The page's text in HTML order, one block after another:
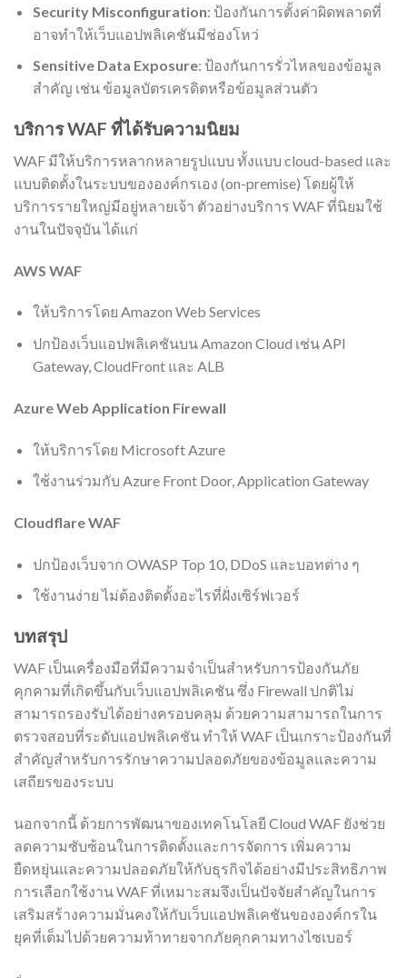
Security Misconfiguration: ป้องกันการตั้งค่าผิดพลาดที่
อาจทำให้เว็บแอปพลิเคชันมีช่องโหว่
Sensitive Data Exposure: ป้องกันการรั่วไหลของข้อมูล
สำคัญ เช่น ข้อมูลบัตรเครดิตหรือข้อมูลส่วนตัว
บริการ WAF ที่ได้รับความนิยม
WAF มีให้บริการหลากหลายรูปแบบ ทั้งแบบ cloud-based และ
แบบติดตั้งในระบบขององค์กรเอง (on-premise) โดยผู้ให้
บริการรายใหญ่มีอยู่หลายเจ้า ตัวอย่างบริการ WAF ที่นิยมใช้
งานในปัจจุบัน ได้แก่
AWS WAF
ให้บริการโดย Amazon Web Services
ปกป้องเว็บแอปพลิเคชันบน Amazon Cloud เช่น API
Gateway, CloudFront และ ALB
Azure Web Application Firewall
ให้บริการโดย Microsoft Azure
ใช้งานร่วมกับ Azure Front Door, Application Gateway
Cloudflare WAF
ปกป้องเว็บจาก OWASP Top 10, DDoS และบอทต่าง ๆ
ใช้งานง่าย ไม่ต้องติดตั้งอะไรที่ฝั่งเซิร์ฟเวอร์
บทสรุป
WAF เป็นเครื่องมือที่มีความจำเป็นสำหรับการป้องกันภัย
คุกคามที่เกิดขึ้นกับเว็บแอปพลิเคชัน ซึ่ง Firewall ปกติไม่
สามารถรองรับได้อย่างครอบคลุม ด้วยความสามารถในการ
ตรวจสอบที่ระดับแอปพลิเคชัน ทำให้ WAF เป็นเกราะป้องกันที่
สำคัญสำหรับการรักษาความปลอดภัยของข้อมูลและความ
เสถียรของระบบ
นอกจากนี้ ด้วยการพัฒนาของเทคโนโลยี Cloud WAF ยังช่วย
ลดความซับซ้อนในการติดตั้งและการจัดการ เพิ่มความ
ยืดหยุ่นและความปลอดภัยให้กับธุรกิจได้อย่างมีประสิทธิภาพ
การเลือกใช้งาน WAF ที่เหมาะสมจึงเป็นปัจจัยสำคัญในการ
เสริมสร้างความมั่นคงให้กับเว็บแอปพลิเคชันขององค์กรใน
ยุคที่เต็มไปด้วยความท้าทายจากภัยคุกคามทางไซเบอร์